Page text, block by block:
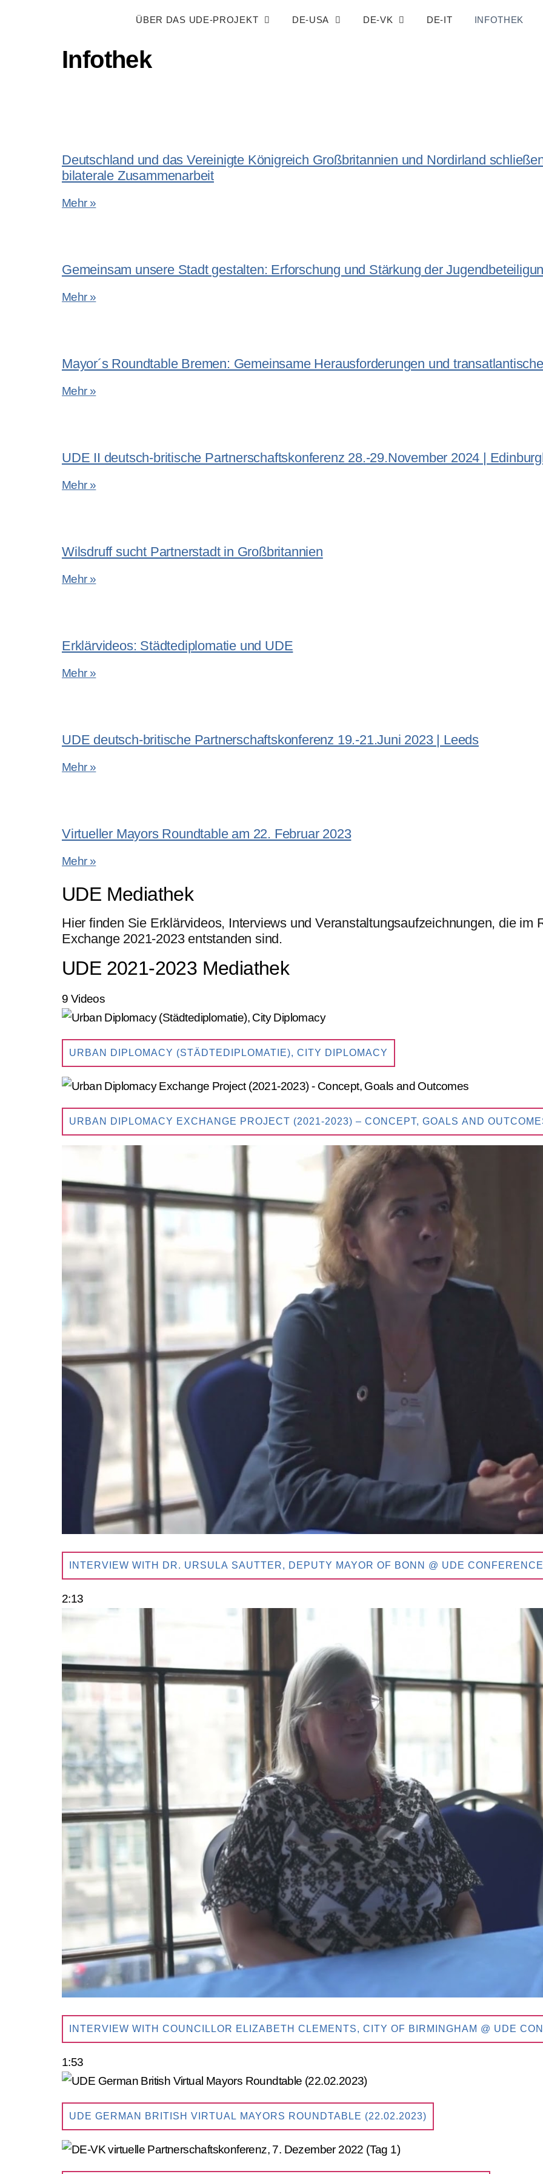
ÜBER DAS UDE-PROJEKT DE-USA DE-VK DE-IT INFOTHEK
Infothek
Deutschland und das Vereinigte Königreich Großbritannien und Nordirland
bilaterale Zusammenarbeit
Mehr »
Gemeinsam unsere Stadt gestalten: Erforschung und Stärkung der
Mehr »
Mayor´s Roundtable Bremen: Gemeinsame Herausforderungen und
Mehr »
UDE II deutsch-britische Partnerschaftskonferenz 28.-29.November 2024 |
Mehr »
Wilsdruff sucht Partnerstadt in Großbritannien
Mehr »
Erklärvideos: Städtediplomatie und UDE
Mehr »
UDE deutsch-britische Partnerschaftskonferenz 19.-21.Juni 2023 | Leeds
Mehr »
Virtueller Mayors Roundtable am 22. Februar 2023
Mehr »
UDE Mediathek
Hier finden Sie Erklärvideos, Interviews und Veranstaltungsaufzeichnungen, die im
Exchange 2021-2023 entstanden sind.
UDE 2021-2023 Mediathek
9 Videos
URBAN DIPLOMACY (STÄDTEDIPLOMATIE), CITY DIPLOMACY
URBAN DIPLOMACY EXCHANGE PROJECT (2021-2023) – CONCEPT, GOALS AND
INTERVIEW WITH DR. URSULA SAUTTER, DEPUTY MAYOR OF BONN @ UDE
2:13
INTERVIEW WITH COUNCILLOR ELIZABETH CLEMENTS, CITY OF BIRMINGHAM @ UDE
1:53
UDE GERMAN BRITISH VIRTUAL MAYORS ROUNDTABLE (22.02.2023)